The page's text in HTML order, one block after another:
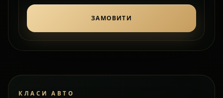
ЗАМОВИТИ
КЛАСИ АВТО